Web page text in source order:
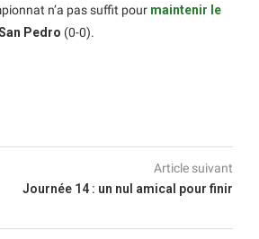
n’a pas suffit pour maintenir le
Pedro (0-0).
Article suivant
Journée 14 : un nul amical pour finir